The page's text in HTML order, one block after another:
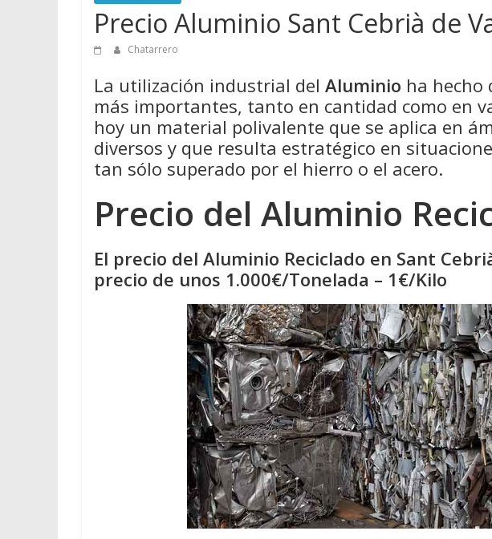
Precio Aluminio Sant Cebrià de
Chatarrero
La utilización industrial del Aluminio ha hecho
más importantes, tanto en cantidad como en
hoy un material polivalente que se aplica en
diversos y que resulta estratégico en
tan sólo superado por el hierro o el acero.
Precio del Aluminio
El precio del Aluminio Reciclado en Sant
precio de unos 1.000€/Tonelada – 1€/Kilo